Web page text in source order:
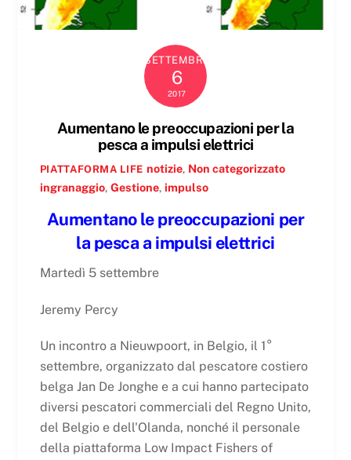
SETTEMBRE
6
2017
Aumentano le preoccupazioni per la
pesca a impulsi elettrici
PIATTAFORMA LIFE notizie, Non categorizzato
ingranaggio, Gestione, impulso
Aumentano le preoccupazioni per
la pesca a impulsi elettrici
Martedì 5 settembre
Jeremy Percy
Un incontro a Nieuwpoort, in Belgio, il 1°
settembre, organizzato dal pescatore costiero
belga Jan De Jonghe e a cui hanno partecipato
diversi pescatori commerciali del Regno Unito,
del Belgio e dell'Olanda, nonché il personale
della piattaforma Low Impact Fishers of